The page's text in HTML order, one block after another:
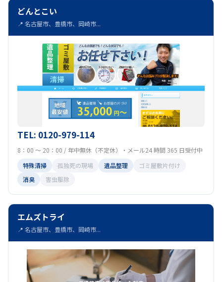
どんとこい
📍 名古屋市、豊橋市、岡崎市...
TEL: 0120-979-114
8：00 ～ 20：00 / 年中無休（不定休）・メール24 時間 365 日受付中
特殊清掃
孤独死の現場 遺品整理
ゴミ屋敷片付け
消臭
害虫駆除
エムズトライ
📍 名古屋市、豊橋市、岡崎市...